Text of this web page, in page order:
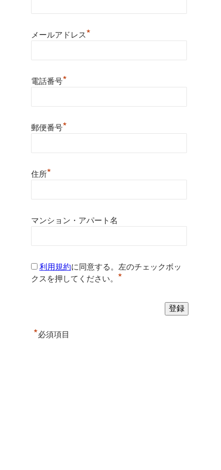
メールアドレス*
電話番号*
郵便番号*
住所*
マンション・アパート名
利用規約に同意する。左のチェックボッ
クスを押してください。 *
*必須項目